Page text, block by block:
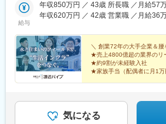
岡県/愛知県/三重県/富山県/石川県/福井
都府/兵庫県/滋賀県/奈良県/和歌山県【
福岡県/佐賀県/長崎県/熊本県/大分県/宮
勤OK！（営業所による）＞勤務地によ
泉中央駅、曽波神駅、船岡駅(宮城県)、
駅、山形駅、米沢駅、酒田駅、曽根田
駅、下館二高前駅、偕楽園駅、金上駅
陸多賀駅、羽鳥駅、江曽島駅、大桑駅(
佐野市駅、野木駅、自治医大駅、矢板
駅、新伊勢崎駅、太田駅(群馬県)、八木
駅、南鳩ケ谷駅、戸田公園駅、草加駅
駅、新所沢駅、石原駅(埼玉県)、児玉
のり台駅、西船橋駅、南船橋駅、八千
給与
年収850万円 ／ 43歳 所長職 ／月給57
年収620万円 ／ 42歳 営業職 ／月給36
＼ 創業72年の大手企業＆
★売上4800億超の業界のリ
★約9割が未経験入社
★家族手当（配偶者に月1万
気になる